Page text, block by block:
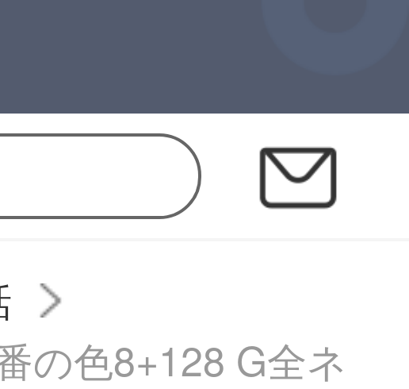
の色8+128 G全ネ